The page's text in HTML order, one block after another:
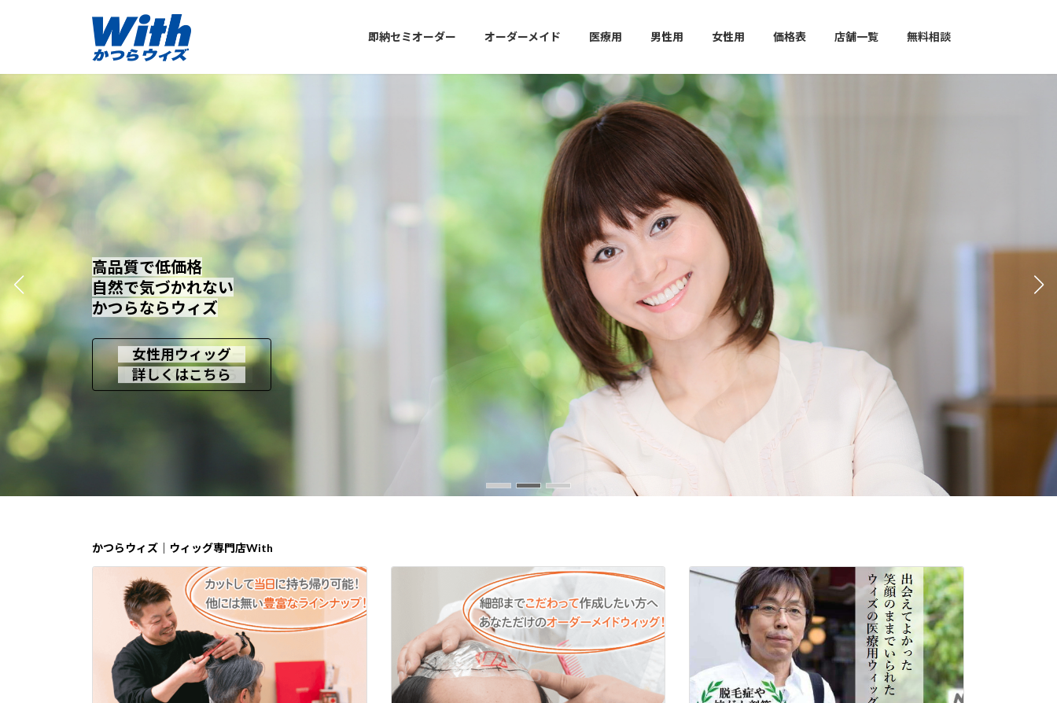
ツ
プ
シ
動
即納セミオーダー オーダーメイド 医療用 男性用 女性用 価格表 店舗一覧 無料相談
高品質で低価格
自然で気づかれない
かつらならウィズ
即納セミオーダー
詳しくはこちら
高品質で低価格
自然で気づかれない
かつらならウィズ
女性用ウィッグ
詳しくはこちら
高品質で低価格
自然で気づかれない
かつらならウィズ
男性用かつら
詳しくはこちら
かつらウィズ｜ウィッグ専門店With